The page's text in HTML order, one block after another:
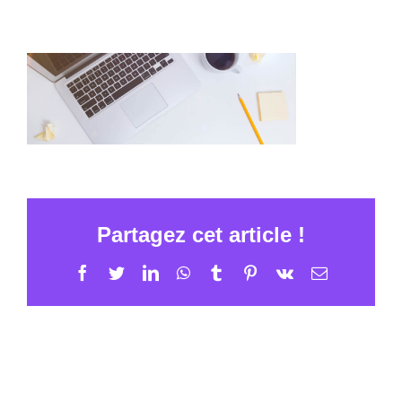
Partagez cet article !
Facebook
TwitterLinkedInWhatsApp
TumblrPinterest
Vk Email